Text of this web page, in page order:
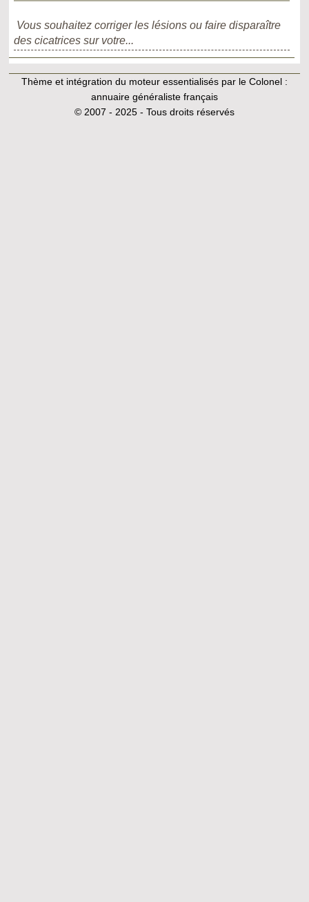
Vous souhaitez corriger les lésions ou faire disparaître
des cicatrices sur votre...
Thème et intégration du moteur essentialisés par le Colonel :
annuaire généraliste français
© 2007 - 2025 - Tous droits réservés